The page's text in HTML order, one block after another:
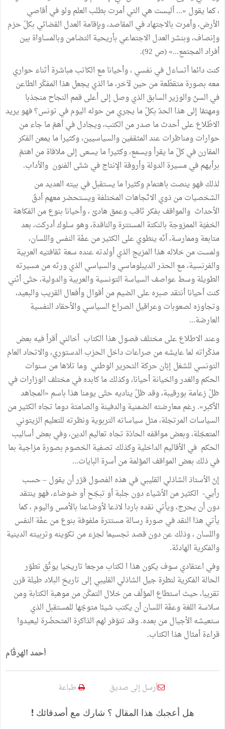
، كما يقول «... أليست هي التي أمرت بطلب العلم ولو في أقاصي
الأرض، وأمرت بالاجتهاد في المقاصد، وبإقامة العدل القضائي بكلّ حزم
وإنصاف، وبنشر العدل الاجتماعي بأريحية التضامن وبالمساواة بين
أفراد المجتمع...» (ص 92).
كنت دائما أتساءل في نفسي ، وأحيانا مع الكاتب مباشرة أثناء حواري
معه بصورة متقطّعة من حين لآخر، ما الذي يجعل هذا المفكّر الطاعن
في السنّ والوزير السابق الذي وصل إلى أعلى قمم النجاح منجذبا
ومهتمّا إلى هذا الحدّ بكلّ ما يجري من حوله اليوم في تونس؟ فهو يريد
الاطّلاع على أحدث ما صدر من الكتب، ويجادل في أهمّ ما جاء من
حوارات ومناظرات عند المثقفين والسياسيين، وكثيرا ما يمعن الفكر
المقارن في كلّ ما يقرأ ويسمع، وكثيرا ما يسعى إلى ملاقاة من اهتمّ
برأيهم في مسيرة الدولة وأروقة الإنتاج في شتّى الفنون والأداب.
لذلك فهو ينصت باهتمام وكثيرا ما يستقبل في بيته العديد من
الشخصيات من ذوي الاتّجاهات المختلفة ويستحضر معهم أدقّ
الأحداث والمواقف بفكر ثاقب وعمق هادئ ، وأحيانا بنوع من الفكاهة
الخفيّة الممزوجة بالنكتة المستترة والناقدة، وهو سلوك أدركت، بعد
متابعة وممارسة، أنّه ينطوي على الكثير من عفّة النفس واللسان،
ولمست من خلاله هذا المزيج الذي أولدته عنده سعة ثقافتيه العربية
والفرنسية، مع الحذر الديبلوماسي والسياسي الذي ورثه من مسيرته
الطويلة وسط عواصف السياسة التونسية والعربية والدولية، حتّى أنّني
كنت أحيانا أنتقد صبره على الضيم من أقوال وأفعال القريب والبعيد،
وتجاوزه لصعوبات وعراقيل الصراع السياسي والأحقاد النفسية
العارضة...
وعند الاطلاع على مختلف فصول هذا الكتاب أخالني أقرأ فيه بعض
مذكّراته لما عايشه من صراعات داخل الحزب الدستوري، والاتحاد العام
التونسي للشغل إبّان حركة التحرير الوطني وما تلاها من سنوات
الحكم والغدر والخيانة أحيانا، وكذلك ما كابده في مختلف الوزارات في
ظلّ زعامة بورقيبة، وقد ظلّ يناديه حتّى يومنا هذا باسم «المجاهد
الأكبر». رغم معارضته الضمنية والدفينة والصامتة دوما تجاه الكثير من
السياسات المرتجلة، مثل سياساته التربوية ونظرته للتعليم الزيتوني
المتعجّلة، وبعض مواقفه الحادّة تجاه تعاليم الدين، وفي بعض أساليب
الحكم في الأقاليم الداخلية وكذلك تصفية الخصوم بصورة مزاجية بما
في ذلك بعض المواقف المؤلمة من أسرة البايات...
إنّ الأستاذ الشاذلي القليبي في هذه الفصول قرّر أن يقول – حسب
رأيي- الكثير من الأشياء دون جلبة أو تبجّح أو ضوضاء، فهو ينتقد
دون أن يحرج، ويأتي نقده باردا لاذعا لأوضاعنا بالأمس واليوم ، كما
يأتي هذا النقد في صورة رسالة مستترة ملفوفة بنوع من عفّة النفس
واللسان ، وذلك عن دون قصد تجسيما لجزء من تكوينه وتربيته الدينية
والفكرية الهادئة.
وفي اعتقادي سوف يكون هذا ا لكتاب مرجعا تاريخيا يوثّق تطوّر
الحالة الفكرية لنظرة جيل الشاذلي القليبي إلى تاريخ البلاد طيلة قرن
تقريبا، حيث استطاع المؤلّف من خلال التمكّن من موهبة الكتابة ومن
سلاسة اللغة وعفّة اللسان أن يكتب شيئا متوجّها للمستقبل الذي
ستعيشه الأجيال من بعده. وقد تتوّفر لهم الذاكرة المتحضّرة ليعيدوا
قراءة أمثال هذا الكتاب.
أحمد الهرڤام
أرسل إلى صديق طباعة
هل أعجبك هذا المقال ؟ شارك مع أصدقائك !